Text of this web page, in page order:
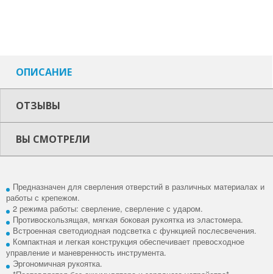
ОПИСАНИЕ
ОТЗЫВЫ
ВЫ СМОТРЕЛИ
Предназначен для сверления отверстий в различных материалах и
работы с крепежом.
2 режима работы: сверление, сверление с ударом.
Противоскользящая, мягкая боковая рукоятка из эластомера.
Встроенная светодиодная подсветка с функцией послесвечения.
Компактная и легкая конструкция обеспечивает превосходное
управление и маневренность инструмента.
Эргономичная рукоятка.